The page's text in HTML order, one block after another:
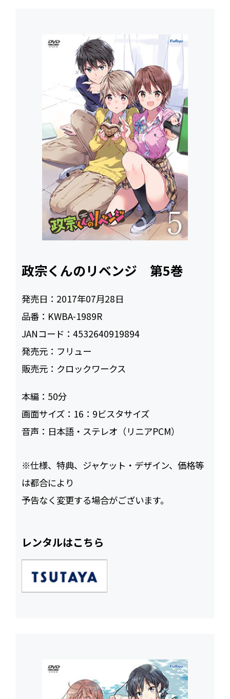
政宗くんのリベンジ 第5巻
発売日： 2017年07月28日
品番： KWBA-1989R
JANコード：4532640919894
発売元： フリュー
販売元： クロックワークス
本編： 50
画面サイズ： 16：9ビスタサイズ
音声： 日本語・ステレオ（リニアPCM）
※仕様、特典、ジャケット・デザイン、価格等
は都合により
予告なく変更する場合がございます。
レンタルはこちら